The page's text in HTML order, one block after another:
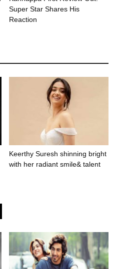
Super Star Shares His
Reaction
Keerthy Suresh shinning bright
with her radiant smile& talent